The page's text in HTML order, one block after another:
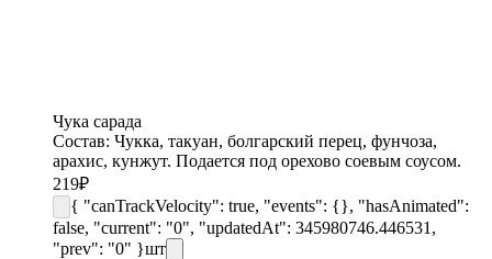
Чука сарада
Состав: Чукка, такуан, болгарский перец, фунчоза,
арахис, кунжут. Подается под орехово соевым соусом.
219₽
{ "canTrackVelocity": true, "events": {}, "hasAnimated":
false, "current": "0", "updatedAt": 345980746.446531,
"prev": "0" }шт